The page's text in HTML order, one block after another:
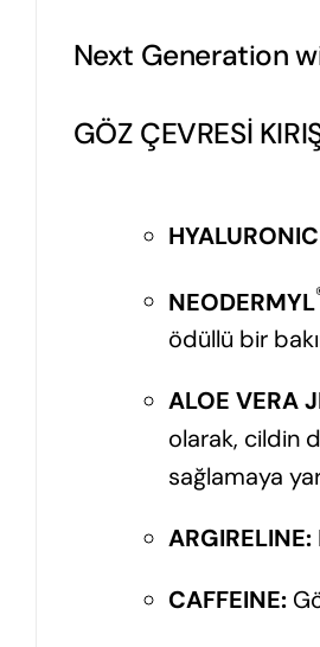
Next Generation
GÖZ ÇEVRESİ
NEODERMYL
ödüllü bir
ALOE VERA
olarak, cildin
sağlamaya
ARGIRELINE:
CAFFEINE: